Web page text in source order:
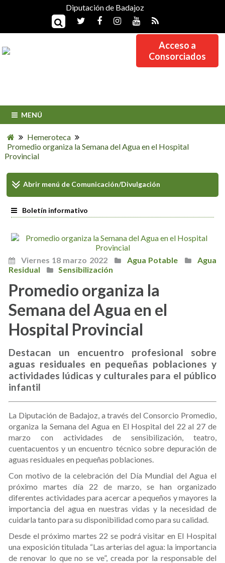
Diputación de Badajoz
Acceso a
Consorciados
MENÚ
Hemeroteca
Promedio organiza la Semana del Agua en el Hospital
Provincial
Viernes 18 marzo 2022 Agua Potable
Agua
Residual
Sensibilización
Promedio organiza la
Semana del Agua en el
Hospital Provincial
Destacan un encuentro profesional sobre
aguas residuales en pequeñas poblaciones y
actividades lúdicas y culturales para el público
infantil
La Diputación de Badajoz, a través del Consorcio Promedio,
organiza la Semana del Agua en El Hospital del 22 al 27 de
marzo con actividades de sensibilización, teatro,
cuentacuentos y un encuentro técnico sobre depuración de
aguas residuales en pequeñas poblaciones.
Con motivo de la celebración del Día Mundial del Agua el
próximo martes día 22 de marzo, se han organizado
diferentes actividades para acercar a pequeños y mayores la
importancia del agua en nuestras vidas y la necesidad de
cuidarla tanto para su disponibilidad como para su calidad.
Desde el próximo martes 22 se podrá visitar en El Hospital
una exposición titulada “Las arterias del agua: la importancia
de renovar lo que no se ve”, creada por la responsable del
Abrir menú de Comunicación/Divulgación
Boletín informativo